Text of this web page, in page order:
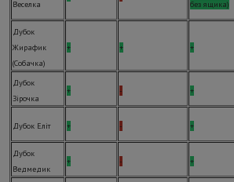
Веселка
без ящика)
Дубок
Жирафик
(Собачка)
+ + +
Дубок
Зірочка
+ - +
Дубок Еліт + - +
Дубок
Ведмедик
+ - +